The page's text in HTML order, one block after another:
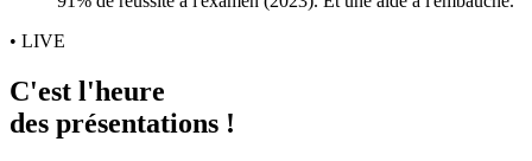
• LIVE
C'est l'heure
des présentations !